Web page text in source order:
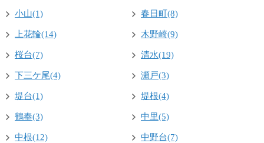
小山(1) 春日町(8)
上花輪(14) 木野崎(9)
桜台(7) 清水(19)
下三ケ尾(4) 瀬戸(3)
堤台(1) 堤根(4)
鶴奉(3) 中里(5)
中根(12) 中野台(7)